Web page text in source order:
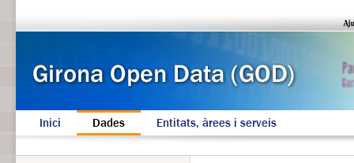
Inici Dades Entitats, àrees i serveis